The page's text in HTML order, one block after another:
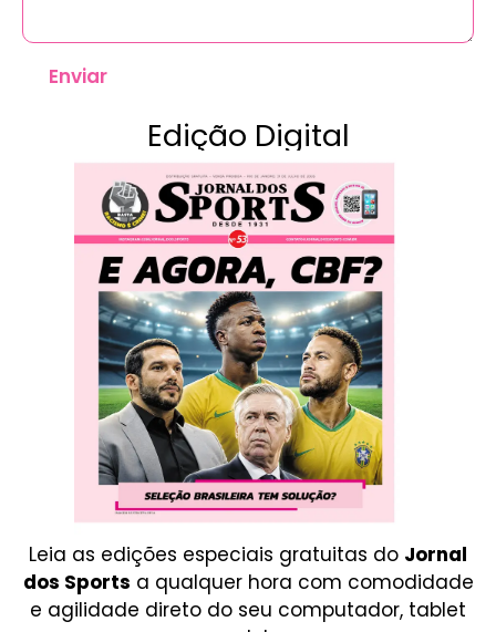
Enviar
Edição Digital
Leia as edições especiais gratuitas do Jornal
dos Sports a qualquer hora com comodidade
e agilidade direto do seu computador, tablet